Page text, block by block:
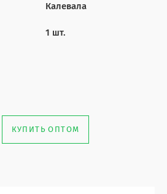
Калевала
1 шт.
КУПИТЬ ОПТОМ